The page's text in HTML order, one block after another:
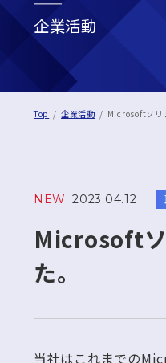
企業活動
Top 企業活動 Microsoftソリ
NEW 2023.04.12
Microsoftソ
た。
当社はこれまでの